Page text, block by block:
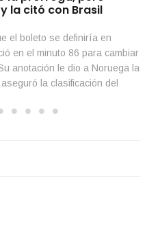
la citó con Brasil
el boleto se definiría en
en el minuto 86 para cambiar
anotación le dio a Noruega la
la clasificación del